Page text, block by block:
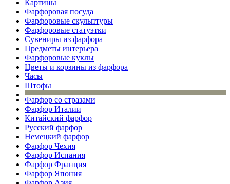
Картины
Фарфоровая посуда
Фарфоровые скульптуры
Фарфоровые статуэтки
Сувениры из фарфора
Предметы интерьера
Фарфоровые куклы
Цветы и корзины из фарфора
Часы
Штофы
Фарфор со стразами
Фарфор Италии
Китайский фарфор
Русский фарфор
Немецкий фарфор
Фарфор Чехия
Фарфор Испания
Фарфор Франция
Фарфор Япония